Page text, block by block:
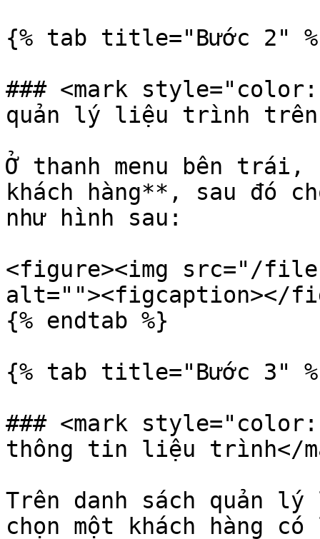
{% tab title="Bước 2"
### <mark
quản lý liệu trình trên
Ở thanh menu bên trái,
khách hàng**, sau đó
như hình sau:
<figure><img src="/files/
alt=""><figcaption></
{% endtab %}
{% tab title="Bước 3"
### <mark
thông tin liệu trình</
Trên danh sách quản
chọn một khách hàng